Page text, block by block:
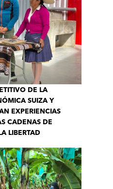
DE LA
SUIZA Y
EXPERIENCIAS
CADENAS DE
LIBERTAD